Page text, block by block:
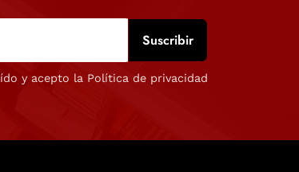
y acepto la Política de privacidad